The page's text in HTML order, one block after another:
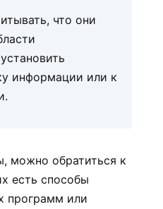
что они
информации или к
можно обратиться к
есть способы
программ или